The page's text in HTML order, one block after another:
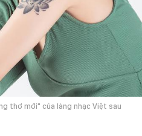
thơ mới" của làng nhạc Việt sau